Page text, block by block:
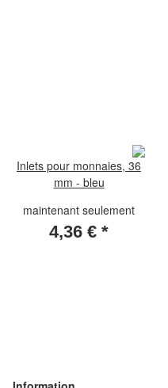
Inlets pour monnaies, 36
mm - bleu
maintenant seulement
4,36 € *